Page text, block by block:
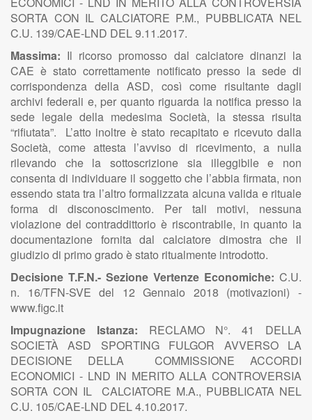
SORTA CON IL CALCIATORE P.M., PUBBLICATA NEL
C.U. 139/CAE-LND DEL 9.11.2017.
Massima: Il ricorso promosso dal calciatore dinanzi la
CAE è stato correttamente notificato presso la sede di
corrispondenza della ASD, così come risultante dagli
archivi federali e, per quanto riguarda la notifica presso la
sede legale della medesima Società, la stessa risulta
“rifiutata”. L’atto inoltre è stato recapitato e ricevuto dalla
Società, come attesta l’avviso di ricevimento, a nulla
rilevando che la sottoscrizione sia illeggibile e non
consenta di individuare il soggetto che l’abbia firmata, non
essendo stata tra l’altro formalizzata alcuna valida e rituale
forma di disconoscimento. Per tali motivi, nessuna
violazione del contraddittorio è riscontrabile, in quanto la
documentazione fornita dal calciatore dimostra che il
giudizio di primo grado è stato ritualmente introdotto.
Decisione T.F.N.- Sezione Vertenze Economiche: C.U.
n. 16/TFN-SVE del 12 Gennaio 2018 (motivazioni) -
www.figc.it
Impugnazione Istanza: RECLAMO N°. 41 DELLA
SOCIETÀ ASD SPORTING FULGOR AVVERSO LA
DECISIONE DELLA COMMISSIONE ACCORDI
ECONOMICI - LND IN MERITO ALLA CONTROVERSIA
SORTA CON IL CALCIATORE M.A., PUBBLICATA NEL
C.U. 105/CAE-LND DEL 4.10.2017.